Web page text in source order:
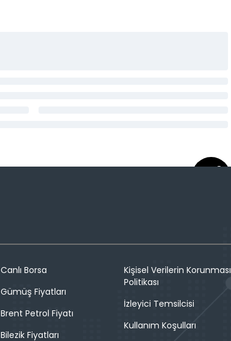
Canlı Borsa
Gümüş Fiyatları
Brent Petrol Fiyatı
Bilezik Fiyatları
Kişisel Verilerin Korunması
Politikası
İzleyici Temsilcisi
Kullanım Koşulları